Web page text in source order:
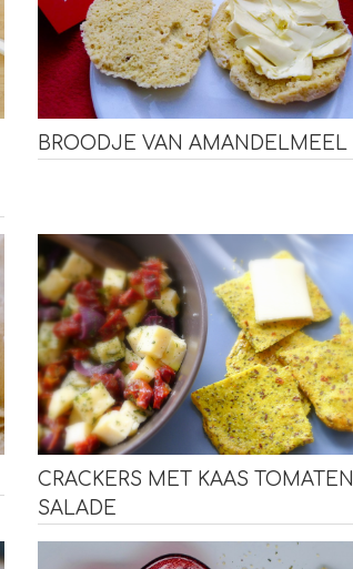
BROODJE VAN AMANDELMEEL
CRACKERS MET KAAS TOMATEN
SALADE